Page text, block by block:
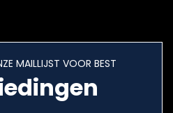
MAILLIJST VOOR BEST